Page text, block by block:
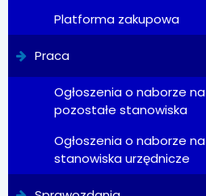
Platforma zakupowa
Praca
Ogłoszenia o naborze na
pozostałe stanowiska
Ogłoszenia o naborze na
stanowiska urzędnicze